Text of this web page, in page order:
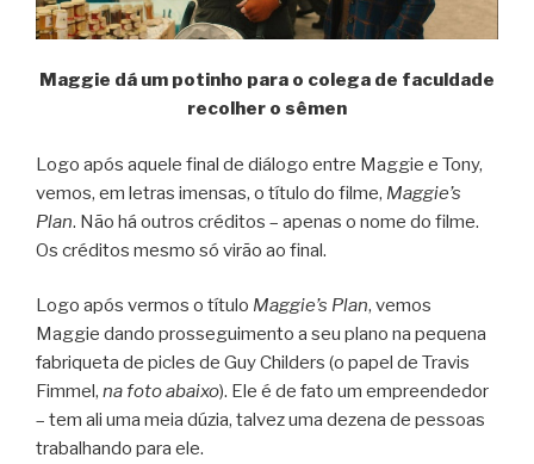
Maggie dá um potinho para o colega de faculdade
recolher o sêmen
Logo após aquele final de diálogo entre Maggie e Tony,
vemos, em letras imensas, o título do filme, Maggie’s
Plan. Não há outros créditos – apenas o nome do filme.
Os créditos mesmo só virão ao final.
Logo após vermos o título Maggie’s Plan, vemos
Maggie dando prosseguimento a seu plano na pequena
fabriqueta de picles de Guy Childers (o papel de Travis
Fimmel, na foto abaixo). Ele é de fato um empreendedor
– tem ali uma meia dúzia, talvez uma dezena de pessoas
trabalhando para ele.